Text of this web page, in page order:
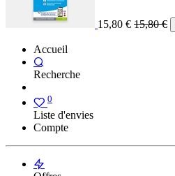
15,80 € 15,80€
Accueil
Recherche
0
Liste d'envies
Compte